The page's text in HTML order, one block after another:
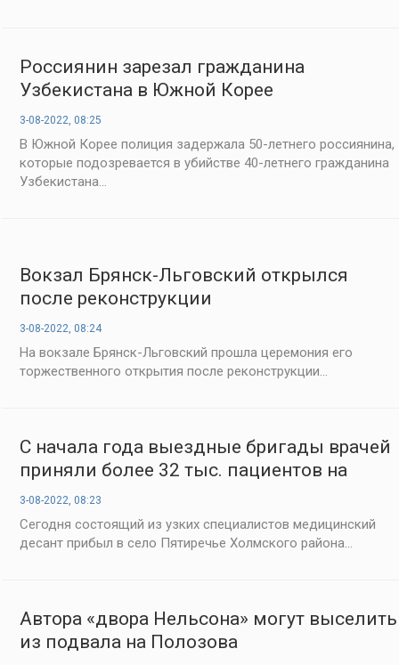
Россиянин зарезал гражданина
Узбекистана в Южной Корее
3-08-2022, 08:25
В Южной Корее полиция задержала 50-летнего россиянина,
которые подозревается в убийстве 40-летнего гражданина
Узбекистана...
Вокзал Брянск-Льговский открылся
после реконструкции
3-08-2022, 08:24
На вокзале Брянск-Льговский прошла церемония его
торжественного открытия после реконструкции...
С начала года выездные бригады врачей
приняли более 32 тыс. пациентов на
Сахалине
3-08-2022, 08:23
Сегодня состоящий из узких специалистов медицинский
десант прибыл в село Пятиречье Холмского района...
Автора «двора Нельсона» могут выселить
из подвала на Полозова